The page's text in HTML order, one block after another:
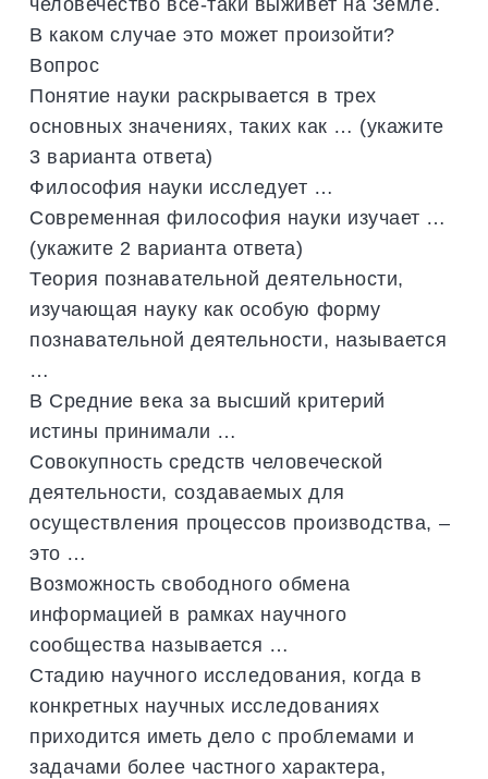
В каком случае это может произойти?
Вопрос
Понятие науки раскрывается в трех
основных значениях, таких как … (укажите
3 варианта ответа)
Философия науки исследует …
Современная философия науки изучает …
(укажите 2 варианта ответа)
Теория познавательной деятельности,
изучающая науку как особую форму
познавательной деятельности, называется
…
В Средние века за высший критерий
истины принимали …
Совокупность средств человеческой
деятельности, создаваемых для
осуществления процессов производства, –
это …
Возможность свободного обмена
информацией в рамках научного
сообщества называется …
Стадию научного исследования, когда в
конкретных научных исследованиях
приходится иметь дело с проблемами и
задачами более частного характера,